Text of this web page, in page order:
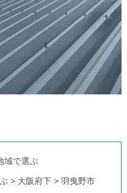
域で選ぶ
> 大阪府下 >羽曳野市